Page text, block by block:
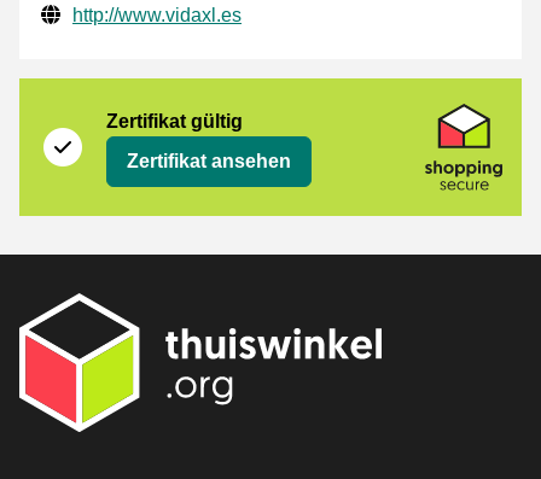
Geprüfte Kontaktinformationen
Website URL
http://www.vidaxl.es
Zertifikat gültig
Zertifikat ansehen